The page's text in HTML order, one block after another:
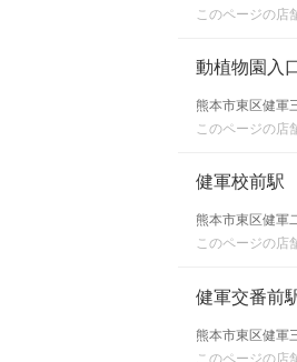
このページの店
動植物園入
熊本市東区健軍
このページの店
健軍校前駅
熊本市東区健軍
このページの店
健軍交番前
熊本市東区健軍
このページの店